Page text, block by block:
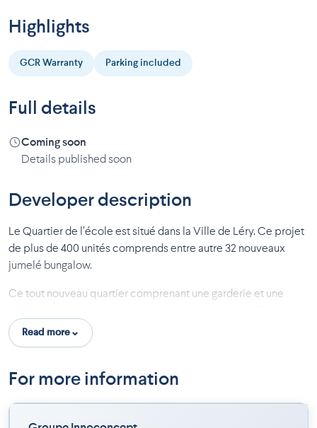
Highlights
GCR Warranty Parking included
Full details
Coming soon
Details published soon
Developer description
Le Quartier de l’école est situé dans la Ville de Léry. Ce projet
de plus de 400 unités comprends entre autre 32 nouveaux
jumelé bungalow.
Ce tout nouveau quartier comprenant une garderie et une
La Ville de Léry est une ville champêtre longeant les rives du
lac Saint-Louis sur plus de 7 km, est une petite ville de 2 430
habitants un cadre de vie hors de l’ordinaire avec une panoplie
Read more
For more information